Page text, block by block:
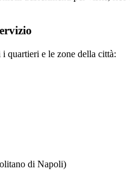
quartieri e le zone della città:
di Napoli)